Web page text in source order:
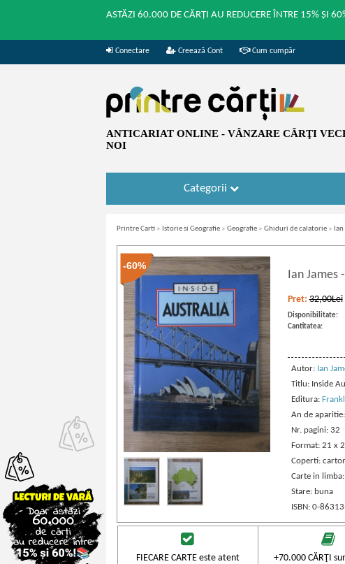
ASTĂZI 60.000 DE CĂRȚI AU REDUCERE ÎNTRE 15% ȘI
Conectare Creează Cont Cum cumpăr
ANTICARIAT ONLINE - VÂNZARE CĂRŢI
NOI
Categorii
Printre Carti » Istorie si Geografie » Geografie » Ghiduri de calatorie »
-60%
Ian James -
Pret:32,00Lei
Disponibilitate:
Cantitatea:
Autor: Ian
Titlu: Inside
Editura:
An de
Nr. pagini: 32
Format: 21 x
Coperti:
Carte in limba:
Stare: buna
ISBN: 0-
FIECARE CARTE este atent
+70.000 CĂRŢI